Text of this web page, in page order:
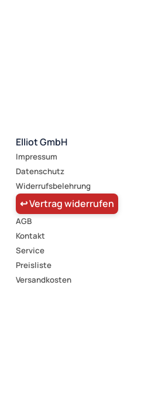
Elliot GmbH
Impressum
Datenschutz
Widerrufsbelehrung
↩ Vertrag widerrufen
AGB
Kontakt
Service
Preisliste
Versandkosten